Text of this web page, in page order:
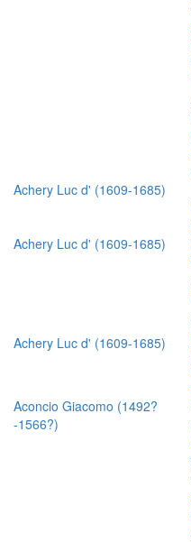
Achery Luc d' (1609-1685)
Achery Luc d' (1609-1685)
Achery Luc d' (1609-1685)
Aconcio Giacomo (1492?
-1566?)